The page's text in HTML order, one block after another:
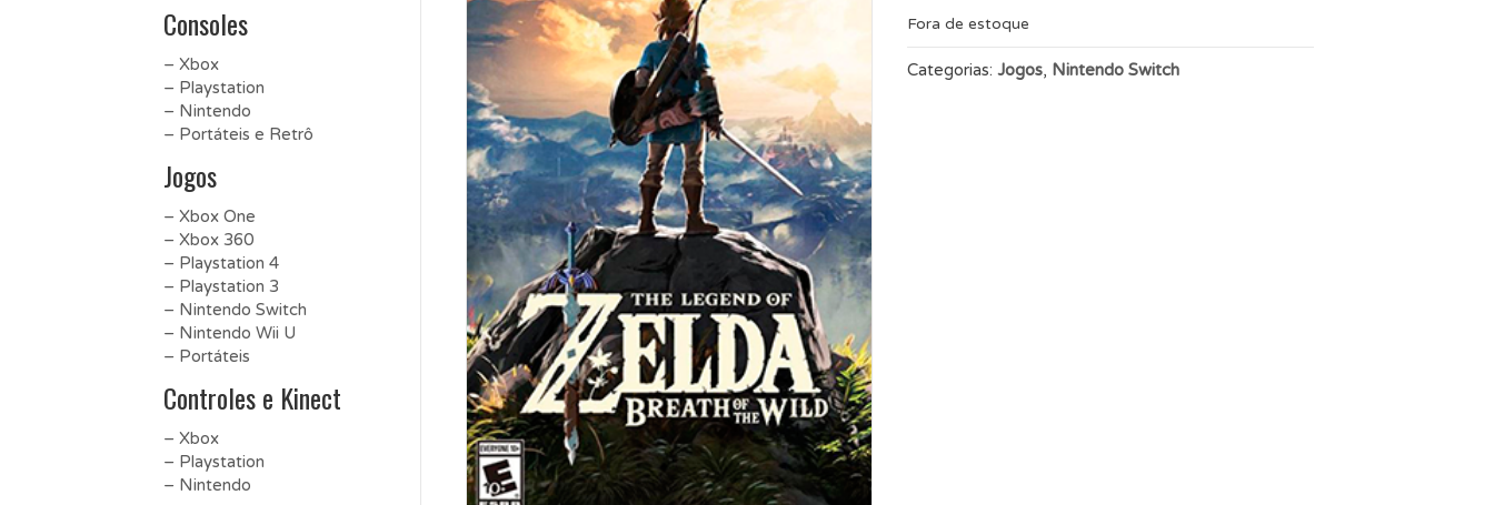
Fora de estoque
Categorias: Jogos, Nintendo Switch
Consoles
– Xbox
– Playstation
– Nintendo
– Portáteis e Retrô
Jogos
– Xbox One
– Xbox 360
– Playstation 4
– Playstation 3
– Nintendo Switch
– Nintendo Wii U
– Portáteis
Controles e Kinect
– Xbox
– Playstation
– Nintendo